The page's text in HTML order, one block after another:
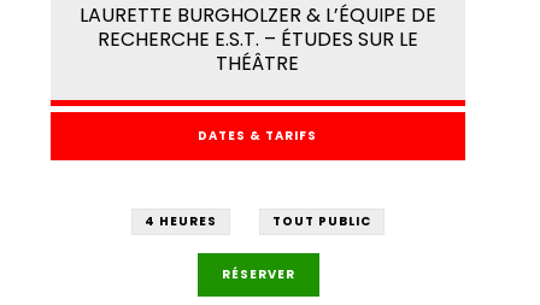
LAURETTE BURGHOLZER & L’ÉQUIPE DE
RECHERCHE E.S.T. – ÉTUDES SUR LE
THÉÂTRE
DATES & TARIFS
4 HEURES TOUT PUBLIC
RÉSERVER